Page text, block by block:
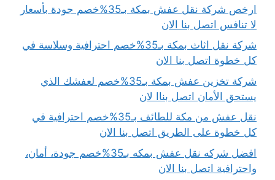
ارخص شركة نقل عفش بمكة بـ35%خصم جودة بأسعار
لا تنافس اتصل بنا الان
شركة نقل اثاث بمكة بـ35%خصم احترافية وسلاسة في
كل خطوة اتصل بنا الان
شركة تخزين عفش بمكة بـ35%خصم لعفشك الذي
يستحق الأمان اتصل بناا لان
نقل عفش من مكة للطائف بـ35%خصم احترافية في
كل خطوة على الطريق اتصل بنا الان
افضل شركه نقل عفش بمكه بـ35%خصم جودة، أمان،
واحترافية اتصل بنا الان